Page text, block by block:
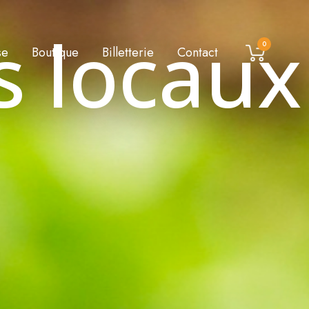
Boutique Billetterie Contact 0
locaux